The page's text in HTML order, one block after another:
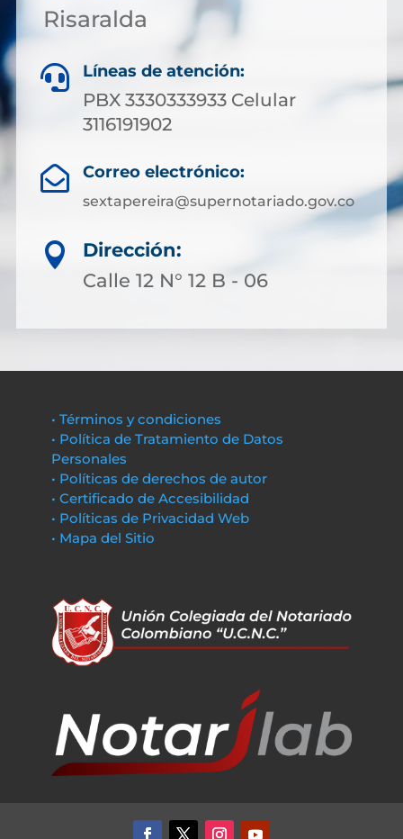
Risaralda
 Líneas de atención:
PBX 3330333933 Celular
3116191902
 Correo electrónico:
sextapereira@supernotariado.gov.co

Dirección:
Calle 12 N° 12 B - 06
• Términos y condiciones
• Política de Tratamiento de Datos
Personales
• Políticas de derechos de autor
• Certificado de Accesibilidad
• Políticas de Privacidad Web
• Mapa del Sitio